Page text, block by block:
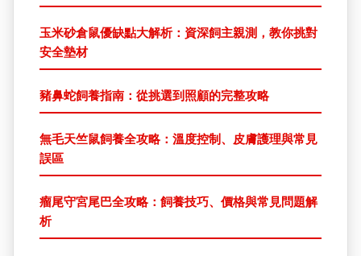
玉米砂倉鼠優缺點大解析：資深飼主親測，教你挑對
安全墊材
豬鼻蛇飼養指南：從挑選到照顧的完整攻略
無毛天竺鼠飼養全攻略：溫度控制、皮膚護理與常見
誤區
瘤尾守宮尾巴全攻略：飼養技巧、價格與常見問題解
析